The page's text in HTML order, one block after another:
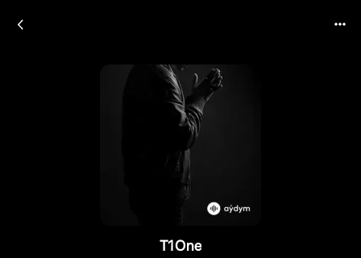
T1One